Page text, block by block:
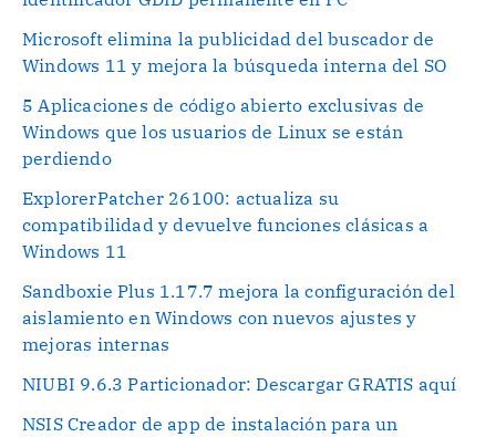
Microsoft elimina la publicidad del buscador de
Windows 11 y mejora la búsqueda interna del SO
5 Aplicaciones de código abierto exclusivas de
Windows que los usuarios de Linux se están
perdiendo
ExplorerPatcher 26100: actualiza su
compatibilidad y devuelve funciones clásicas a
Windows 11
Sandboxie Plus 1.17.7 mejora la configuración del
aislamiento en Windows con nuevos ajustes y
mejoras internas
NIUBI 9.6.3 Particionador: Descargar GRATIS aquí
NSIS Creador de app de instalación para un